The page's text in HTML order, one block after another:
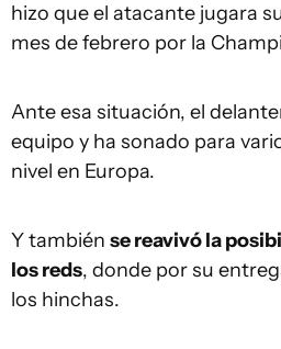
hizo que el atacante jugara
mes de febrero por la
Ante esa situación, el
equipo y ha sonado para
nivel en Europa.
Y también se reavivó la
los reds, donde por su
los hinchas.